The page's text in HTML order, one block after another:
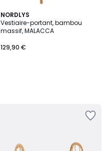
NORDLYS
Vestiaire-portant, bambou
massif, MALACCA
129,90 €